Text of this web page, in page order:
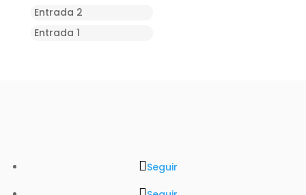
Entrada 2
Entrada 1
Seguir